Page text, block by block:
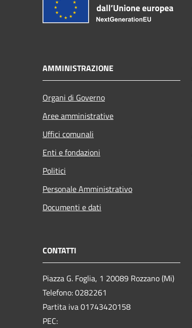
AMMINISTRAZIONE
Organi di Governo
Aree amministrative
Uffici comunali
Enti e fondazioni
Politici
Personale Amministrativo
Documenti e dati
CONTATTI
Piazza G. Foglia, 1 20089 Rozzano (Mi)
Telefono: 0282261
Partita iva 01743420158
PEC: